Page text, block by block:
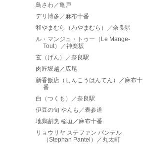
鳥さわ／亀戸
デリ博多／麻布十番
和やまむら（わやまむら）／奈良駅
ル・マンジュ・トゥー（Le Mange-
Tout）／神楽坂
玄（げん）／奈良駅
肉匠堀越／広尾
新香飯店（しんこうはんてん）／麻布十
番
白（つくも）／奈良駅
伊豆の旬 やんも／表参道
地鶏割烹 稲垣／麻布十番
リョウリヤ ステファン パンテル
（Stephan Pantel）／丸太町